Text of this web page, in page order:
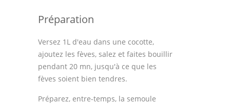
Préparation
Versez 1L d'eau dans une cocotte,
ajoutez les fèves, salez et faites bouillir
pendant 20 mn, jusqu'à ce que les
fèves soient bien tendres.
Préparez, entre-temps, la semoule